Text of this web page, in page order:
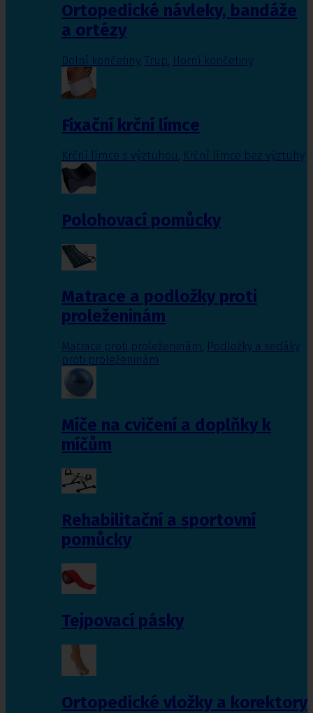
Ortopedické návleky, bandáže
a ortézy
Dolní končetiny, Trup, Horní končetiny
Fixační krční límce
Krční límce s výztuhou Krční límce bez výztuhy
Polohovací pomůcky
Matrace a podložky proti
proleženinám
Matrace proti proleženinám, Podložky a sedáky
proti proleženinám
Míče na cvičení a doplňky k
míčům
Rehabilitační a sportovní
pomůcky
Tejpovací pásky
Ortopedické vložky a korektory